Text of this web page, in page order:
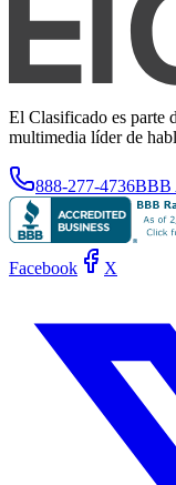
El Clasificado es parte
multimedia líder de
888-277-4736BBB
Facebook X